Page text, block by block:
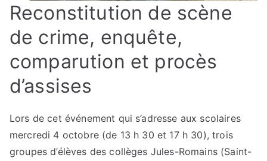
Reconstitution de scène
de crime, enquête,
comparution et procès
d’assises
Lors de cet événement qui s’adresse aux scolaires
mercredi 4 octobre (de 13 h 30 et 17 h 30), trois
groupes d’élèves des collèges Jules-Romains (Saint-